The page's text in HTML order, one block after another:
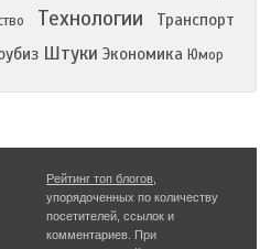
Технологии Транспорт
Штуки Экономика Юмор
Рейтинг топ блогов
упорядоченных по количеству
посетителей, ссылок и
комментариев. При